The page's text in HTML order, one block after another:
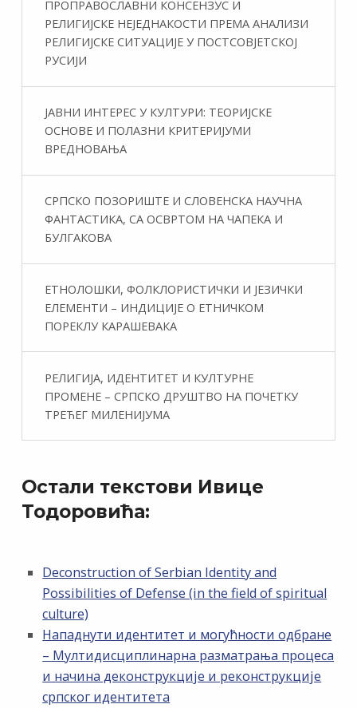
ПРОПРАВОСЛАВНИ КОНСЕНЗУС И
РЕЛИГИЈСКЕ НЕЈЕДНАКОСТИ ПРЕМА АНАЛИЗИ
РЕЛИГИЈСКЕ СИТУАЦИЈЕ У ПОСТСОВЈЕТСКОЈ
РУСИЈИ
ЈАВНИ ИНТЕРЕС У КУЛТУРИ: ТЕОРИЈСКЕ
ОСНОВЕ И ПОЛАЗНИ КРИТЕРИЈУМИ
ВРЕДНОВАЊА
СРПСКО ПОЗОРИШТЕ И СЛОВЕНСКА НАУЧНА
ФАНТАСТИКA, СА ОСВРТОМ НА ЧАПЕКА И
БУЛГАКОВА
ЕТНОЛОШКИ, ФОЛКЛОРИСТИЧКИ И ЈЕЗИЧКИ
ЕЛЕМЕНТИ – ИНДИЦИЈЕ О ЕТНИЧКОМ
ПОРЕКЛУ КАРАШЕВАКА
РЕЛИГИЈА, ИДЕНТИТЕТ И КУЛТУРНЕ
ПРОМЕНЕ – СРПСКО ДРУШТВО НА ПОЧЕТКУ
ТРЕЋЕГ МИЛЕНИЈУМА
Остали текстови Ивице
Тодоровића:
Deconstruction of Serbian Identity and
Possibilities of Defense (in the field of spiritual
culture)
Нападнути идентитет и могућности одбране
– Мултидисциплинарна разматрања процеса
и начина деконструкције и реконструкције
српског идентитета